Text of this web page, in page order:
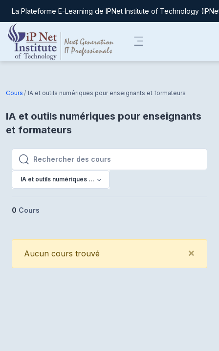
Passer au contenu principal
La Plateforme E-Learning de IPNet Institute of Technology
Cours IA et outils numériques pour enseignants et formateurs
IA et outils numériques pour enseignants
et formateurs
Rechercher des cours
Rechercher des cours
IA et outils numériques pour enseignants et formateurs
0 Cours
×
Aucun cours trouvé